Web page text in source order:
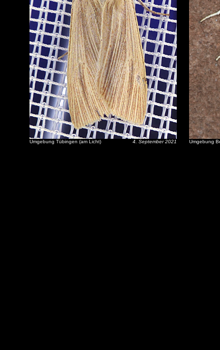
Umgebung Tübingen (am Licht) 4. September 2021 Umgebung